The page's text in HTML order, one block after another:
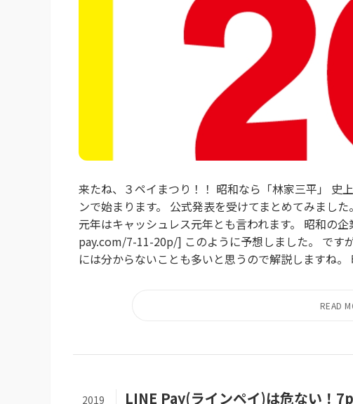
来たね、３ペイまつり！！ 昭和なら「林家三平」 史
ンで始まります。 公式発表を受けてまとめてみまし
元年はキャッシュレス元年とも言われます。 昭和の
pay.com/7-11-20p/] このように予想しました。 です
には分からないことも多いと思うので解説しますね
LINE Pay(ラインペイ)は危ない！
2019